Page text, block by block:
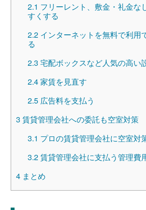
2.1 フリーレント、敷金・礼金な
すくする
2.2インターネットを無料で利用
る
2.3 宅配ボックスなど人気の高い
2.4家賃を見直す
2.5広告料を支払う
3 賃貸管理会社への委託も空室対策
3.1 プロの賃貸管理会社に空室対
3.2賃貸管理会社に支払う管理費
4まとめ